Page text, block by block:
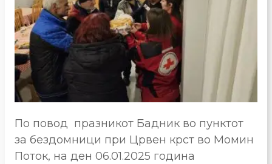
По повод празникот Бадник во пунктот
за бездомници при Црвен крст во Момин
Поток, на ден 06.01.2025 година